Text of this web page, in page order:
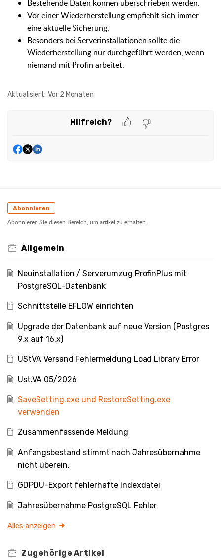
Bestehende Daten können überschrieben werden.
Vor einer Wiederherstellung empfiehlt sich immer
eine aktuelle Sicherung.
Besonders bei Serverinstallationen sollte die
Wiederherstellung nur durchgeführt werden, wenn
niemand mit Profin arbeitet.
Aktualisiert: Vor 2 Monaten
Hilfreich?
Abonnieren
Abonnieren Sie diesen Bereich, um artikel zu erhalten.
Allgemein
Neuinstallation / Serverumzug ProfinPlus mit
PostgreSQL-Datenbank
Schnittstelle EFLOW einrichten
Upgrade der Datenbank auf neue Version (Postgres
9.x auf 16.x)
UStVA Versand Fehlermeldung Load Library Error
Ust.VA 05/2026
SaveSetting.exe und RestoreSetting.exe
verwenden
Zusammenfassende Meldung
Anfangsbestand stimmt nach Jahresübernahme
nicht überein.
GDPDU-Export fehlerhafte Indexdatei
Jahresübernahme PostgreSQL Fehler
Alles anzeigen
Zugehörige Artikel